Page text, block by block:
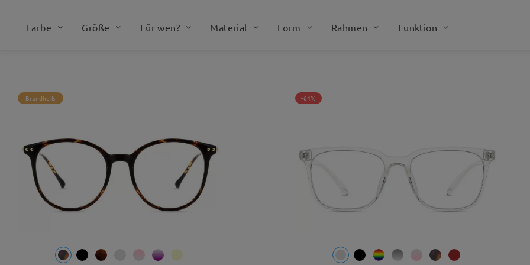
Farbe Größe Für wen? Material Form Rahmen Funktion
Brandheiß -64%